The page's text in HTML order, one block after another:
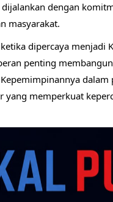
dengan
masyarakat.
dipercaya menjadi
penting
yang memperkuat